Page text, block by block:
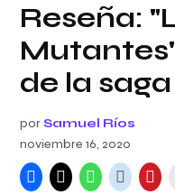
Reseña:
de la
por Samuel Ríos
noviembre 16, 2020